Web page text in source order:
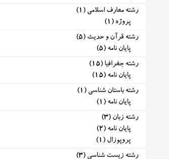
رشته معارف اسلامی (1)
پروژه (1)
رشته قرآن و حدیث (5)
پایان نامه (5)
رشته جغرافیا (15)
پایان نامه (15)
رشته باستان شناسی (1)
پایان نامه (1)
رشته زبان (3)
پایان نامه (2)
پروپوزال (1)
رشته زیست شناسی (3)